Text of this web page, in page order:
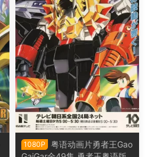
1080P
粤语动画片勇者王Gao